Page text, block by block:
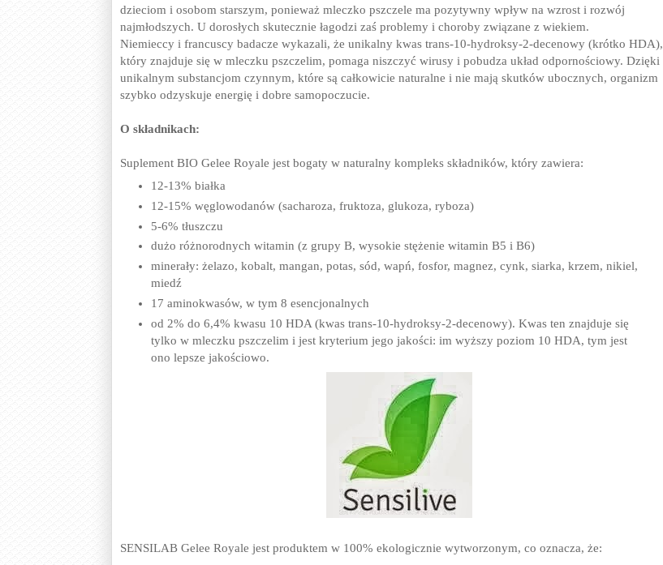
dzieciom i osobom starszym, ponieważ mleczko pszczele ma pozytywny wpływ na wzrost i rozwój
najmłodszych. U dorosłych skutecznie łagodzi zaś problemy i choroby związane z wiekiem.
Niemieccy i francuscy badacze wykazali, że unikalny kwas trans-10-hydroksy-2-decenowy (krótko HDA),
który znajduje się w mleczku pszczelim, pomaga niszczyć wirusy i pobudza układ odpornościowy. Dzięki
unikalnym substancjom czynnym, które są całkowicie naturalne i nie mają skutków ubocznych, organizm
szybko odzyskuje energię i dobre samopoczucie.
O składnikach:
Suplement BIO Gelee Royale jest bogaty w naturalny kompleks składników, który zawiera:
12-13% białka
12-15% węglowodanów (sacharoza, fruktoza, glukoza, ryboza)
5-6% tłuszczu
dużo różnorodnych witamin (z grupy B, wysokie stężenie witamin B5 i B6)
minerały: żelazo, kobalt, mangan, potas, sód, wapń, fosfor, magnez, cynk, siarka, krzem, nikiel,
miedź
17 aminokwasów, w tym 8 esencjonalnych
od 2% do 6,4% kwasu 10 HDA (kwas trans-10-hydroksy-2-decenowy). Kwas ten znajduje się
tylko w mleczku pszczelim i jest kryterium jego jakości: im wyższy poziom 10 HDA, tym jest
ono lepsze jakościowo.
SENSILAB Gelee Royale jest produktem w 100% ekologicznie wytworzonym, co oznacza, że: